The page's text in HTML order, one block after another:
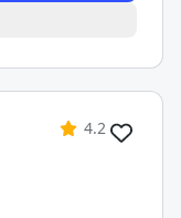
4.2